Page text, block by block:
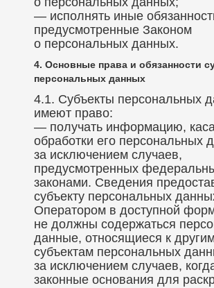
— исполнять иные
предусмотренные Законом
о персональных данных.
4. Основные права и обязанности
персональных данных
4.1. Субъекты персональных
имеют право:
— получать информацию,
обработки его персональных
за исключением случаев,
предусмотренных
законами. Сведения
субъекту персональных
Оператором в доступной
не должны содержаться
данные, относящиеся к
субъектам персональных
за исключением случаев,
законные основания для